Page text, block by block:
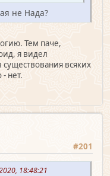
не Нада?
Тем паче,
я видел
существования всяких
нет.
#201
18:48:21